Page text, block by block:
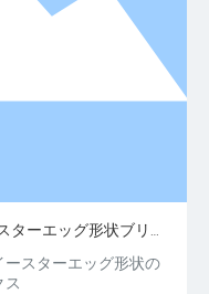
ターエッグ形状ブリ
スターエッグ形状の
ス